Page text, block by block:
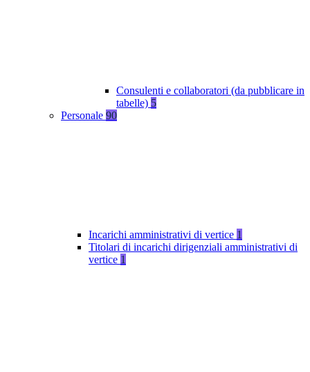
Consulenti e collaboratori (da pubblicare in
tabelle) 5
Personale 90
Incarichi amministrativi di vertice 1
Titolari di incarichi dirigenziali amministrativi di
vertice 1